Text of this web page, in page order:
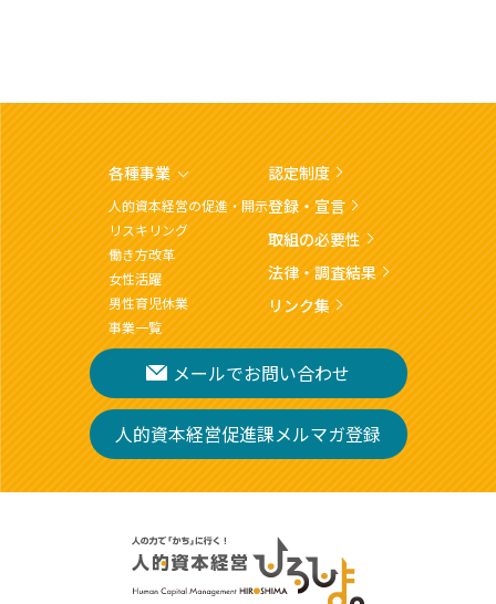
各種事業
人的資本経営の促進・開示
リスキリング
働き方改革
女性活躍
男性育児休業
事業一覧
認定制度
登録・宣言
取組の必要性
法律・調査結果
リンク集
メールでお問い合わせ
人的資本経営促進課メルマガ登録